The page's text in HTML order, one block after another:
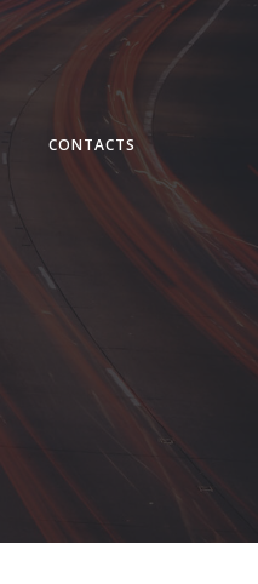
CONTACTS